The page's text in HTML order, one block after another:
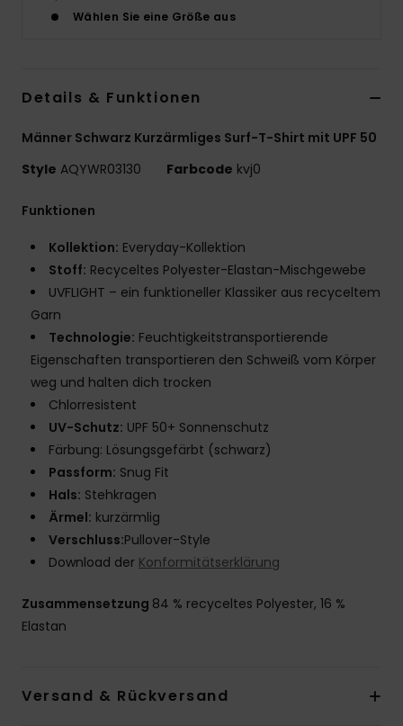
Wählen Sie eine Größe aus
Details & Funktionen
Männer Schwarz Kurzärmliges Surf-T-Shirt mit UPF 50
Style AQYWR03130 Farbcode kvj0
Funktionen
Kollektion: Everyday-Kollektion
Stoff: Recyceltes Polyester-Elastan-Mischgewebe
UVFLIGHT – ein funktioneller Klassiker aus recyceltem
Garn
Technologie: Feuchtigkeitstransportierende
Eigenschaften transportieren den Schweiß vom Körper
weg und halten dich trocken
Chlorresistent
UV-Schutz: UPF 50+ Sonnenschutz
Färbung: Lösungsgefärbt (schwarz)
Passform: Snug Fit
Hals: Stehkragen
Ärmel: kurzärmlig
Verschluss:Pullover-Style
Download der Konformitätserklärung
Zusammensetzung 84 % recyceltes Polyester, 16 %
Elastan
Versand & Rückversand